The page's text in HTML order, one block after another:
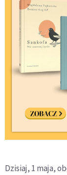
Dzisiaj, 1 maja,